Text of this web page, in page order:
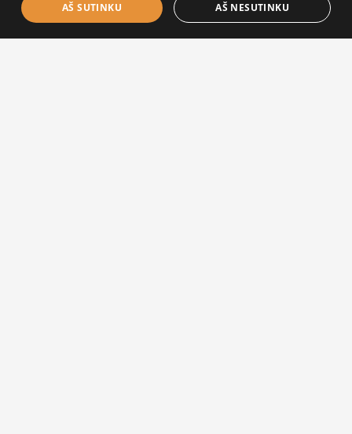
Pasiektas produktų sąrašo galas!
FILTER PRODUCTS
AŠ SUTINKU AŠ NESUTINKU